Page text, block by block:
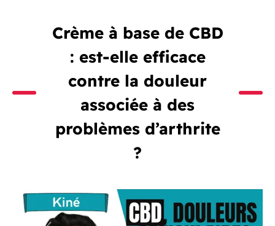
Crème à base de CBD
: est-elle efficace
contre la douleur
associée à des
problèmes d’arthrite
?